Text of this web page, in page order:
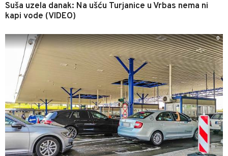
Suša uzela danak: Na ušću Turjanice u Vrbas nema ni
kapi vode (VIDEO)
0